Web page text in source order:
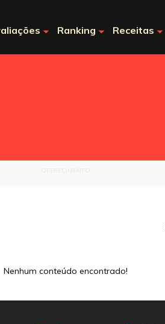
Ranking Receitas
Nenhum conteúdo encontrado!